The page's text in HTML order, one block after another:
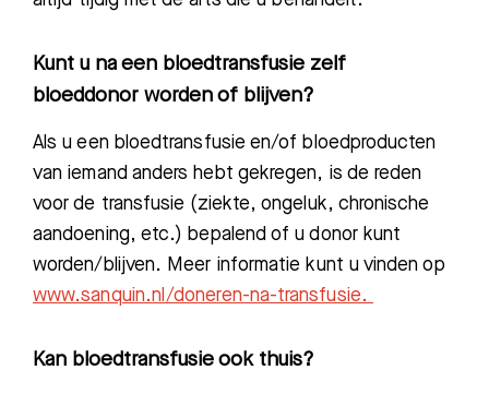
Kunt u na een bloedtransfusie zelf
bloeddonor worden of blijven?
Als u een bloedtransfusie en/of bloedproducten
van iemand anders hebt gekregen, is de reden
voor de transfusie (ziekte, ongeluk, chronische
aandoening, etc.) bepalend of u donor kunt
worden/blijven. Meer informatie kunt u vinden op
www.sanquin.nl/doneren-na-transfusie.
Kan bloedtransfusie ook thuis?